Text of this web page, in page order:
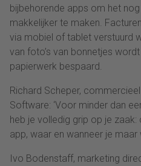
bijbehorende apps om het
makkelijker te maken.
via mobiel of tablet verstuurd
van foto’s van bonnetjes
papierwerk bespaard.
Richard Scheper,
Software: ‘Voor minder dan
heb je volledig grip op je zaak:
app, waar en wanneer je maar
Ivo Bodenstaff, marketing